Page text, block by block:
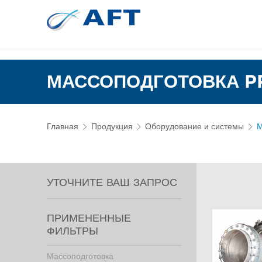
МАССОПОДГОТОВКА
Главная Продукция Оборудование и системы
УТОЧНИТЕ ВАШ ЗАПРОС
ПРИМЕНЕННЫЕ
ФИЛЬТРЫ
Массоподготовка